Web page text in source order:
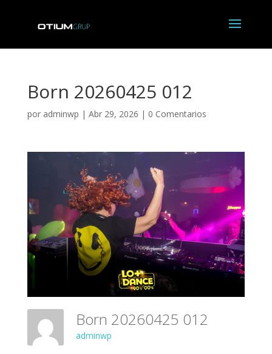
Born 20260425 012
por adminwp | Abr 29, 2026 | 0 Comentarios
Born 20260425 012
adminwp